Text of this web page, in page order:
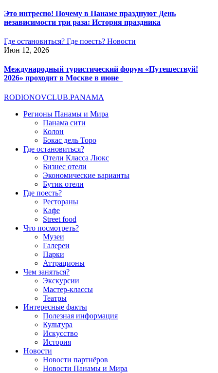
Это интресно! Почему в Панаме празднуют День
независимости три раза: История праздника
Где остановиться? Где поесть? Новости
Июн 12, 2026
Международный туристический форум «Путешествуй!
2026» проходит в Москве в июне
RODIONOVCLUB.PANAMA
Регионы Панамы и Мира
Панама сити
Колон
Бокас дель Торо
Где остановиться?
Отели Класса Люкс
Бизнес отели
Экономические варианты
Бутик отели
Где поесть?
Рестораны
Кафе
Street food
Что посмотреть?
Музеи
Галереи
Парки
Аттрационы
Чем заняться?
Экскурсии
Мастер-классы
Театры
Интересные факты
Полезная информация
Культура
Искусство
История
Новости
Новости партнёров
Новости Панамы и Мира